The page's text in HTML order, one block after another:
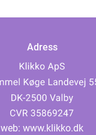
Adress
web: www.klikko.dk